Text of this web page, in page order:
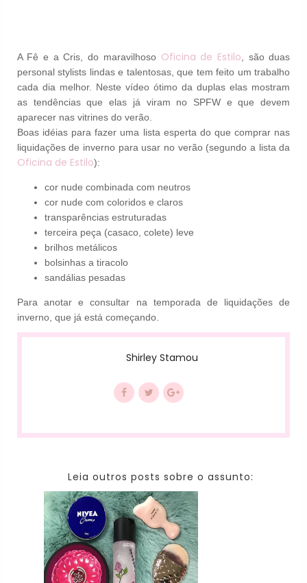
A Fê e a Cris, do maravilhoso Oficina de Estilo, são duas
personal stylists lindas e talentosas, que tem feito um trabalho
cada dia melhor. Neste vídeo ótimo da duplas elas mostram
as tendências que elas já viram no SPFW e que devem
aparecer nas vitrines do verão.
Boas idéias para fazer uma lista esperta do que comprar nas
liquidações de inverno para usar no verão (segundo a lista da
Oficina de Estilo):
cor nude combinada com neutros
cor nude com coloridos e claros
transparências estruturadas
terceira peça (casaco, colete) leve
brilhos metálicos
bolsinhas a tiracolo
sandálias pesadas
Para anotar e consultar na temporada de liquidações de
inverno, que já está começando.
Shirley Stamou
Leia outros posts sobre o assunto: